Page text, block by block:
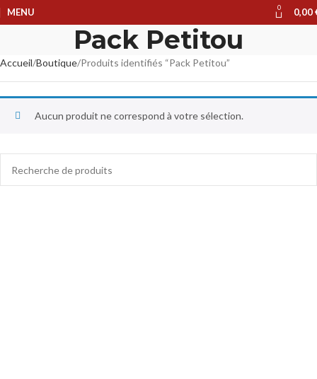
MENU 0 0,00
Pack Petitou
Accueil Boutique Produits identifiés “Pack Petitou”
Aucun produit ne correspond à votre sélection.